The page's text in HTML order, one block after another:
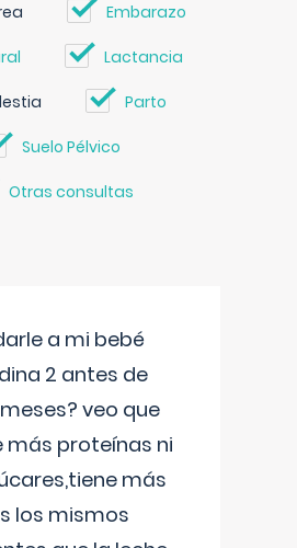
Embarazo
Lactancia
Parto
Suelo Pélvico
Otras consultas
a mi bebé
2 antes de
veo que
más proteínas ni
más
los mismos